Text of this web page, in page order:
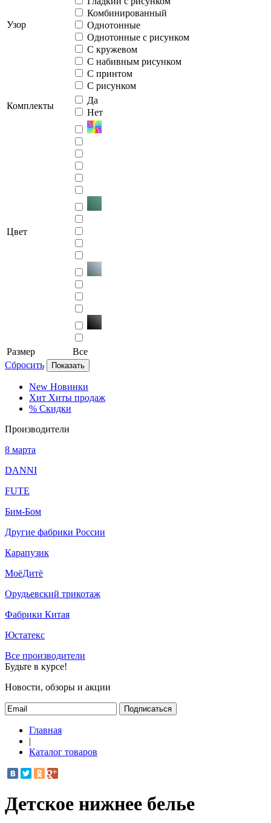
Узор
Комбинированный
Однотонные
Однотонные с рисунком
С кружевом
С набивным рисунком
С принтом
С рисунком
Комплекты
Да
Нет
Цвет
Размер
Все
Сбросить
Показать
New Новинки
Хит Хиты продаж
% Скидки
Производители
8 марта
DANNI
FUTE
Бим-Бом
Другие фабрики России
Карапузик
МоёДитё
Орудьевский трикотаж
Фабрики Китая
Юстатекс
Все производители
Будьте в курсе!
Новости, обзоры и акции
Подписаться
Главная
|
Каталог товаров
Детское нижнее белье